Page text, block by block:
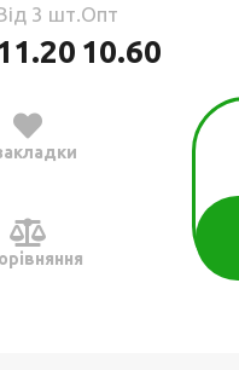
3 шт. Опт
10.60